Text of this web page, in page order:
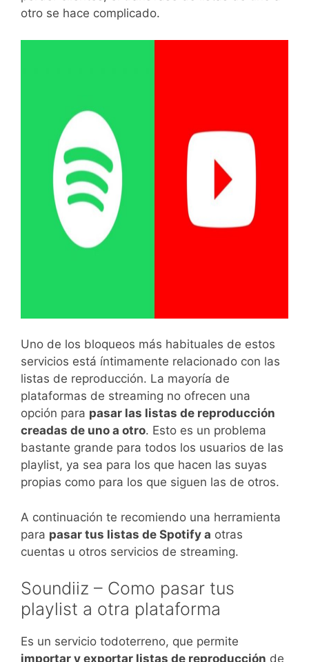
otro se hace complicado.
Uno de los bloqueos más habituales de estos
servicios está íntimamente relacionado con las
listas de reproducción. La mayoría de
plataformas de streaming no ofrecen una
opción para pasar las listas de reproducción
creadas de uno a otro. Esto es un problema
bastante grande para todos los usuarios de las
playlist, ya sea para los que hacen las suyas
propias como para los que siguen las de otros.
A continuación te recomiendo una herramienta
para pasar tus listas de Spotify a otras
cuentas u otros servicios de streaming.
Soundiiz – Como pasar tus
playlist a otra plataforma
Es un servicio todoterreno, que permite
importar y exportar listas de reproducción de